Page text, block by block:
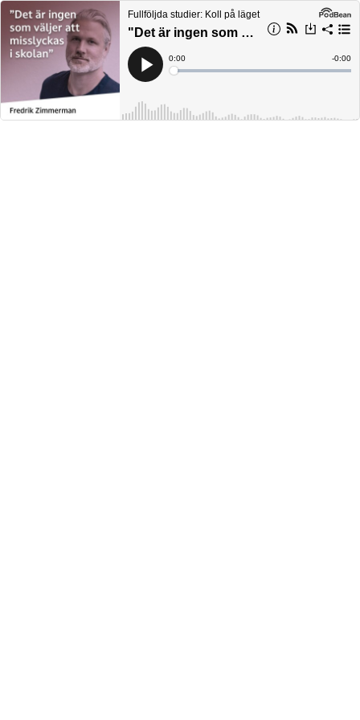
Fullföljda studier: Koll på läget
"Det är ingen som väljer att misslyckas i skolan"
Play
Current
Time
0:00
Loaded:
Time
-0:00